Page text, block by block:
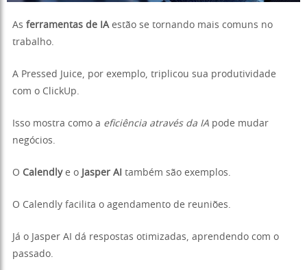
As ferramentas de IAestão se tornando mais comuns no
trabalho.
A Pressed Juice, por exemplo, triplicou sua produtividade
com o ClickUp.
Isso mostra como a eficiência através da IA pode mudar
negócios.
O Calendlye o Jasper AI também são exemplos.
O Calendly facilita o agendamento de reuniões.
Já o Jasper AI dá respostas otimizadas, aprendendo com o
passado.